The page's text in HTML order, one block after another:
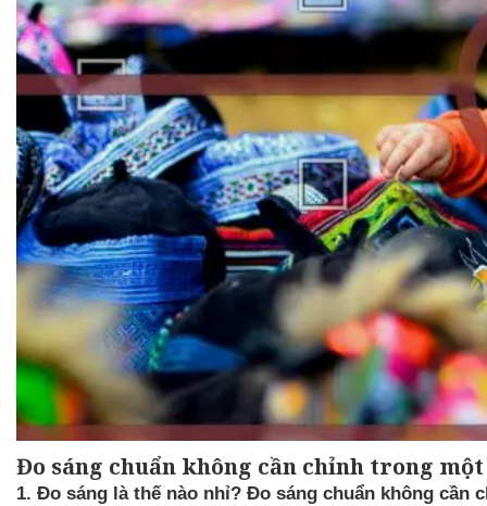
Đo sáng chuẩn không cần chỉnh trong
1. Đo sáng là thế nào nhỉ? Đo sáng chuẩn không cần